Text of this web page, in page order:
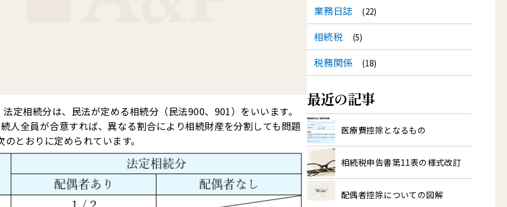
定相続分は、民法が定める相続分（民法900、901）をいいます。
人全員が合意すれば、異なる割合により相続財産を分割しても問題
とおりに定められています。
業務日誌 (22)
相続税 (5)
税務関係 (18)
最近の記事
医療費控除となるもの
相続税申告書第11表の様式改訂
配偶者控除についての図解